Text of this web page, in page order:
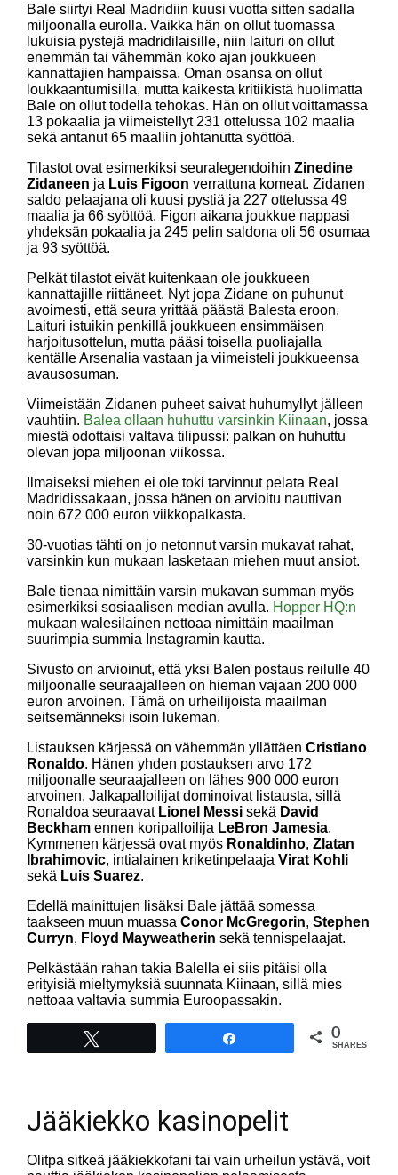
Bale siirtyi Real Madridiin kuusi vuotta sitten sadalla
miljoonalla eurolla. Vaikka hän on ollut tuomassa
lukuisia pystejä madridilaisille, niin laituri on ollut
enemmän tai vähemmän koko ajan joukkueen
kannattajien hampaissa. Oman osansa on ollut
loukkaantumisilla, mutta kaikesta kritiikistä huolimatta
Bale on ollut todella tehokas. Hän on ollut voittamassa
13 pokaalia ja viimeistellyt 231 ottelussa 102 maalia
sekä antanut 65 maaliin johtanutta syöttöä.
Tilastot ovat esimerkiksi seuralegendoihin Zinedine
Zidaneen ja Luis Figoon verrattuna komeat. Zidanen
saldo pelaajana oli kuusi pystiä ja 227 ottelussa 49
maalia ja 66 syöttöä. Figon aikana joukkue nappasi
yhdeksän pokaalia ja 245 pelin saldona oli 56 osumaa
ja 93 syöttöä.
Pelkät tilastot eivät kuitenkaan ole joukkueen
kannattajille riittäneet. Nyt jopa Zidane on puhunut
avoimesti, että seura yrittää päästä Balesta eroon.
Laituri istuikin penkillä joukkueen ensimmäisen
harjoitusottelun, mutta pääsi toisella puoliajalla
kentälle Arsenalia vastaan ja viimeisteli joukkueensa
avausosuman.
Viimeistään Zidanen puheet saivat huhumyllyt jälleen
vauhtiin. Balea ollaan huhuttu varsinkin Kiinaan, jossa
miestä odottaisi valtava tilipussi: palkan on huhuttu
olevan jopa miljoonan viikossa.
Ilmaiseksi miehen ei ole toki tarvinnut pelata Real
Madridissakaan, jossa hänen on arvioitu nauttivan
noin 672 000 euron viikkopalkasta.
30-vuotias tähti on jo netonnut varsin mukavat rahat,
varsinkin kun mukaan lasketaan miehen muut ansiot.
Bale tienaa nimittäin varsin mukavan summan myös
esimerkiksi sosiaalisen median avulla. Hopper HQ:n
mukaan walesilainen nettoaa nimittäin maailman
suurimpia summia Instagramin kautta.
Sivusto on arvioinut, että yksi Balen postaus reilulle 40
miljoonalle seuraajalleen on hieman vajaan 200 000
euron arvoinen. Tämä on urheilijoista maailman
seitsemänneksi isoin lukeman.
Listauksen kärjessä on vähemmän yllättäen Cristiano
Ronaldo. Hänen yhden postauksen arvo 172
miljoonalle seuraajalleen on lähes 900 000 euron
arvoinen. Jalkapalloilijat dominoivat listausta, sillä
Ronaldoa seuraavat Lionel Messi sekä David
Beckham ennen koripalloilija LeBron Jamesia.
Kymmenen kärjessä ovat myös Ronaldinho, Zlatan
Ibrahimovic, intialainen kriketinpelaaja Virat Kohli
sekä Luis Suarez.
Edellä mainittujen lisäksi Bale jättää somessa
taakseen muun muassa Conor McGregorin, Stephen
Curryn, Floyd Mayweatherin sekä tennispelaajat.
Pelkästään rahan takia Balella ei siis pitäisi olla
erityisiä mieltymyksiä suunnata Kiinaan, sillä mies
nettoaa valtavia summia Euroopassakin.
0
SHARES
Jääkiekko kasinopelit
Olitpa sitkeä jääkiekkofani tai vain urheilun ystävä, voit